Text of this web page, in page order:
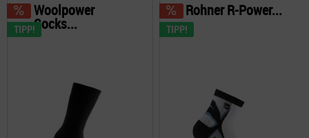
TIPP!
Woolpower
Socks... TIPP!
Rohner R-Power...